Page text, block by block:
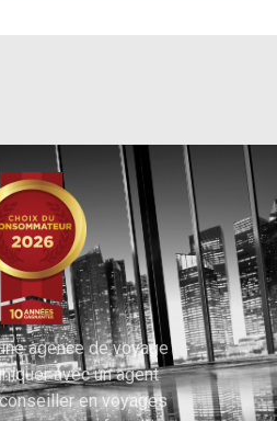
agence de voyage
avec un agent
en voyages